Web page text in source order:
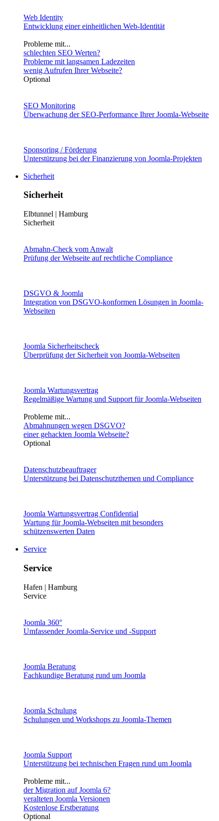
Web Identity
Entwicklung einer einheitlichen Web-Identität
Probleme mit...
schlechten SEO Werten?
Probleme mit langsamen Ladezeiten
wenig Aufrufen Ihrer Webseite?
Optional
SEO Monitoring
Überwachung der SEO-Performance Ihrer Joomla-Webseite
Sponsoring / Förderung
Unterstützung bei der Finanzierung von Joomla-Projekten
Sicherheit
Sicherheit
Elbtunnel | Hamburg
Sicherheit
Abmahn-Check vom Anwalt
Prüfung der Webseite auf rechtliche Compliance
DSGVO & Joomla
Integration von DSGVO-konformen Lösungen in Joomla-
Webseiten
Joomla Sicherheitscheck
Überprüfung der Sicherheit von Joomla-Webseiten
Joomla Wartungsvertrag
Regelmäßige Wartung und Support für Joomla-Webseiten
Probleme mit...
Abmahnungen wegen DSGVO?
einer gehackten Joomla Webseite?
Optional
Datenschutzbeauftrager
Unterstützung bei Datenschutzthemen und Compliance
Joomla Wartungsvertrag Confidential
Wartung für Joomla-Webseiten mit besonders
schützenswerten Daten
Service
Service
Hafen | Hamburg
Service
Joomla 360°
Umfassender Joomla-Service und -Support
Joomla Beratung
Fachkundige Beratung rund um Joomla
Joomla Schulung
Schulungen und Workshops zu Joomla-Themen
Joomla Support
Unterstützung bei technischen Fragen rund um Joomla
Probleme mit...
der Migration auf Joomla 6?
veralteten Joomla Versionen
Kostenlose Erstberatung
Optional